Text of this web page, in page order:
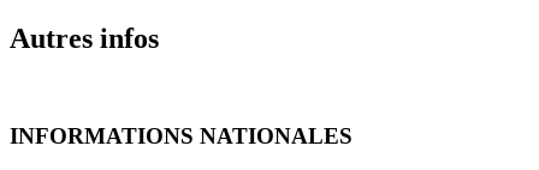
Autres infos
INFORMATIONS NATIONALES